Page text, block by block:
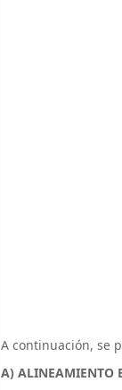
A continuación, se
A) ALINEAMIENTO